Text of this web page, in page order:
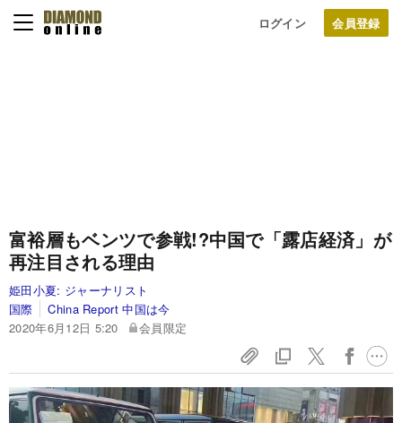
ログイン
富裕層もベンツで参戦!?中国で「露店経済」が
再注目される理由
姫田小夏: ジャーナリスト
国際
China Report 中国は今
2020年6月12日 5:20
会員限定